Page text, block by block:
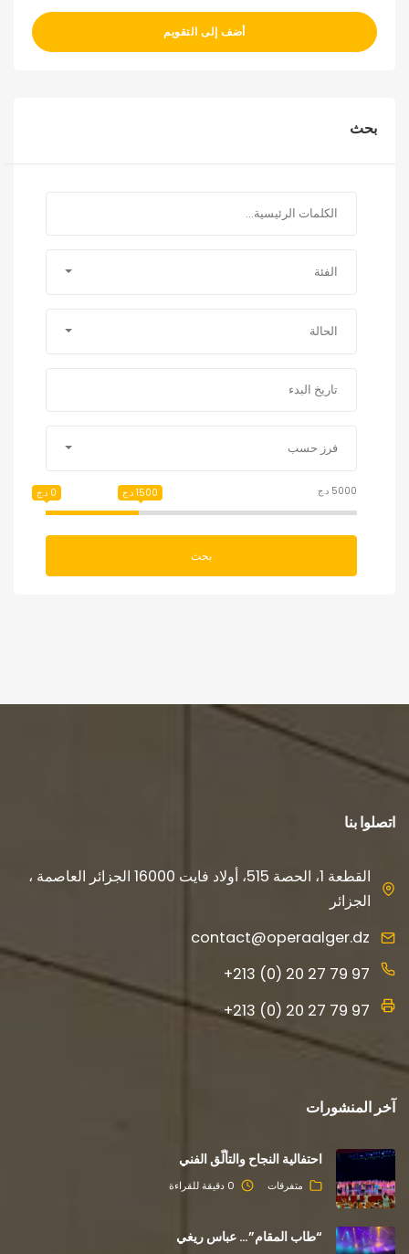
أضف إلى التقويم
بحث
الفئة
الحالة
فرز حسب
5000 د.ج 0 د.ج 1500 د.ج
بحث
اتصلوا بنا
القطعة 1، الحصة 515، أولاد فايت 16000 الجزائر العاصمة ،
الجزائر
contact@operaalger.dz
+213 (0) 20 27 79 97
+213 (0) 20 27 79 97
آخر المنشورات
احتفالية النجاح والتألّق الفني
متفرقات 0 دقيقة للقراءة
“طاب المقام”… عباس ريغي